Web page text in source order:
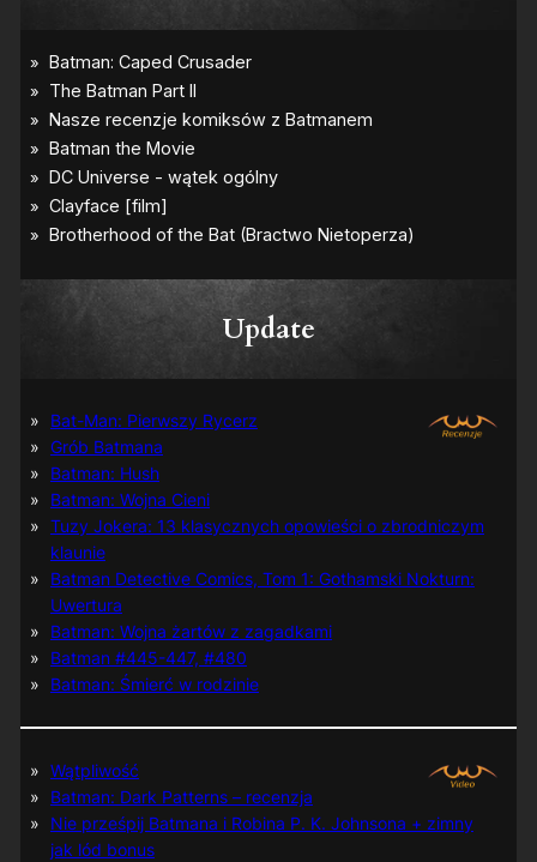
Update
Bat-Man: Pierwszy Rycerz
Grób Batmana
Batman: Hush
Batman: Wojna Cieni
Tuzy Jokera: 13 klasycznych opowieści o zbrodniczym
klaunie
Batman Detective Comics, Tom 1: Gothamski Nokturn:
Uwertura
Batman: Wojna żartów z zagadkami
Batman #445-447, #480
Batman: Śmierć w rodzinie
Wątpliwość
Batman: Dark Patterns – recenzja
Nie prześpij Batmana i Robina P. K. Johnsona + zimny
jak lód bonus